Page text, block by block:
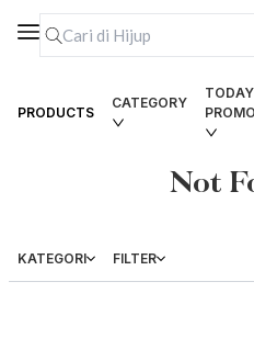
PRODUCTS
CATEGORY
PROMO
Not
KATEGORI FILTER